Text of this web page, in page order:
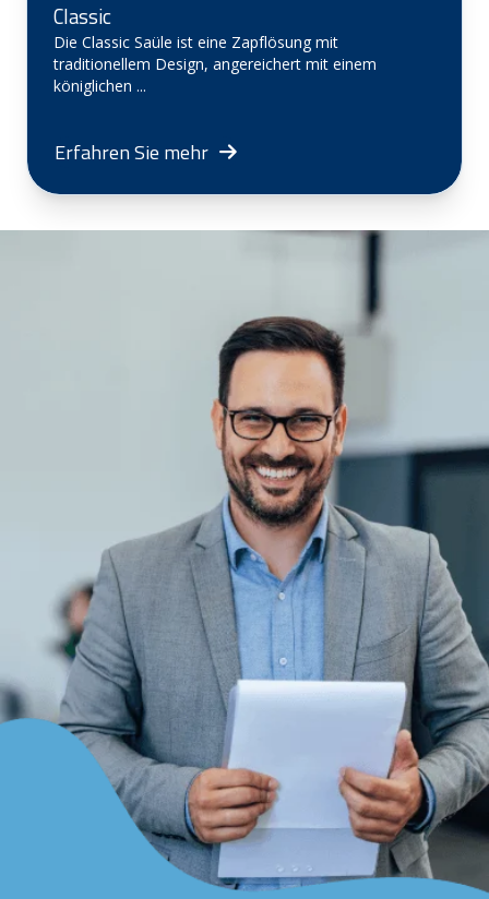
Classic
Die Classic Saüle ist eine Zapflösung mit
traditionellem Design, angereichert mit einem
königlichen ...
Erfahren Sie mehr